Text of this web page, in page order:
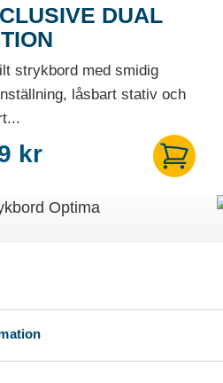
DUAL
strykbord med smidig
låsbart stativ och
kr
tvätt samt...